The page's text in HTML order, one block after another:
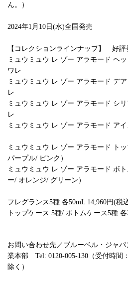
ん。）
2024年1月10日(水)全国発売
【コレクションラインナップ】 好評
ミュウミュウ レ ゾー アラモード ヘ
ワレ
ミュウミュウ レ ゾー アラモード デ
レ
ミュウミュウ レ ゾー アラモード シ
レ
ミュウミュウ レ ゾー アラモード ア
ミュウミュウ レ ゾー アラモード ト
パープル/ ピンク）
ミュウミュウ レ ゾー アラモード ボ
ー/ オレンジ/ グリーン）
フレグランス5種 各50mL 14,960円(税
トップケース 5種/ ボトムケース5種
お問い合わせ先／ブルーベル・ジャ
業本部 Tel: 0120-005-130（受付時間
除く）